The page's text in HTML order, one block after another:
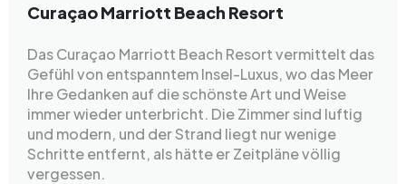
Curaçao Marriott Beach Resort
Das Curaçao Marriott Beach Resort vermittelt das
Gefühl von entspanntem Insel-Luxus, wo das Meer
Ihre Gedanken auf die schönste Art und Weise
immer wieder unterbricht. Die Zimmer sind luftig
und modern, und der Strand liegt nur wenige
Schritte entfernt, als hätte er Zeitpläne völlig
vergessen.